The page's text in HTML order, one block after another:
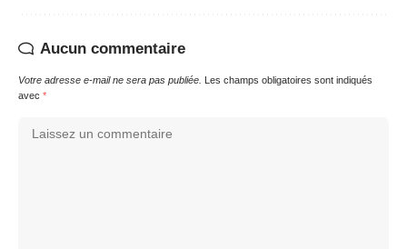
Aucun commentaire
Votre adresse e-mail ne sera pas publiée.
Les champs obligatoires sont indiqués
avec *